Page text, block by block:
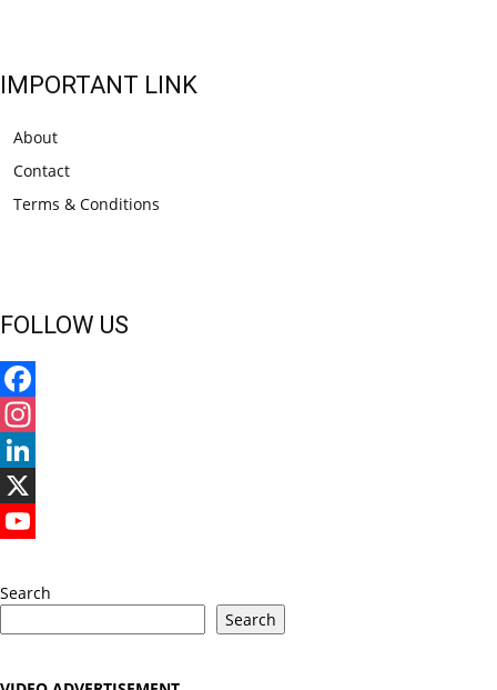
IMPORTANT LINK
About
Contact
Terms & Conditions
FOLLOW US
Facebook
Instagram
LinkedIn
X
Search
Search